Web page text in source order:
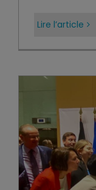
Lire l’article